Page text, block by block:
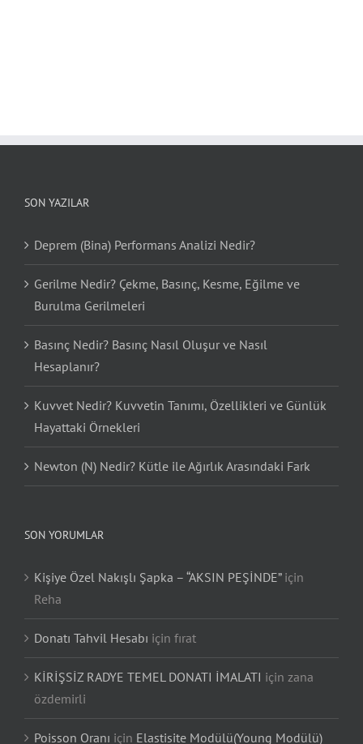
SON YAZILAR
Deprem (Bina) Performans Analizi Nedir?
Gerilme Nedir? Çekme, Basınç, Kesme, Eğilme ve
Burulma Gerilmeleri
Basınç Nedir? Basınç Nasıl Oluşur ve Nasıl
Hesaplanır?
Kuvvet Nedir? Kuvvetin Tanımı, Özellikleri ve Günlük
Hayattaki Örnekleri
Newton (N) Nedir? Kütle ile Ağırlık Arasındaki Fark
SON YORUMLAR
Kişiye Özel Nakışlı Şapka – “AKSIN PEŞİNDE”için
Reha
Donatı Tahvil Hesabı için fırat
KİRİŞSİZ RADYE TEMEL DONATI İMALATI için zana
özdemirli
Poisson Oranı için Elastisite Modülü(Young Modülü)